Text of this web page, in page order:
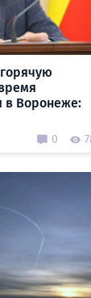
в Воронеже:
0